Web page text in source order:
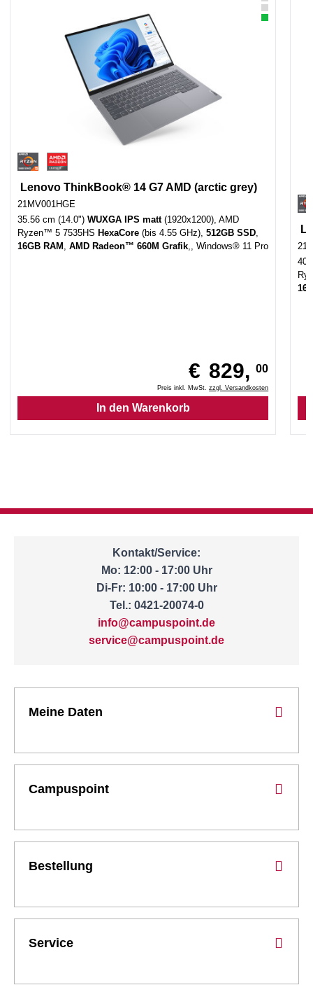
Lenovo ThinkBook® 14 G7 AMD (arctic grey)
21MV001HGE
35.56 cm (14.0") WUXGA IPS matt(1920x1200), AMD
Ryzen™ 5 7535HS HexaCore (bis 4.55 GHz), 512GB SSD,
16GB RAM , AMD Radeon™ 660M Grafik,, Windows® 11 Pro
€ 829, 00
Preis inkl. MwSt.zzgl. Versandkosten
Kontakt/Service:
Mo: 12:00 - 17:00 Uhr
Di-Fr: 10:00 - 17:00 Uhr
Tel.: 0421-20074-0
info@campuspoint.de
service@campuspoint.de
Meine Daten
Campuspoint
Bestellung
Service